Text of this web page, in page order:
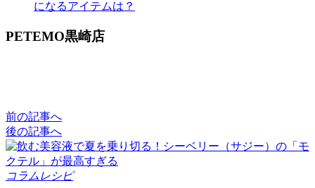
になるアイテムは？
PETEMO黒崎店
前の記事へ
後の記事へ
コラムレシピ